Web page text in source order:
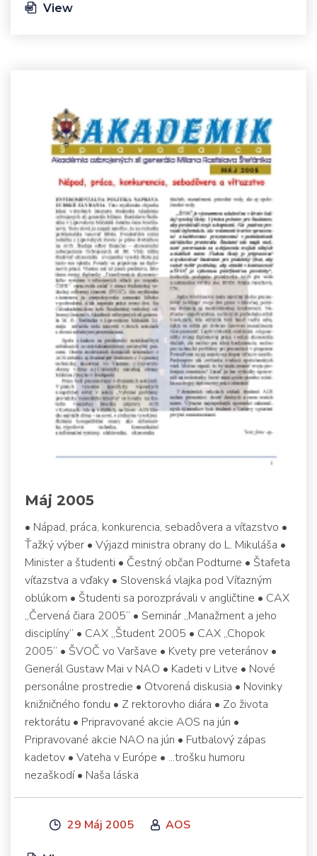
View
Máj 2005
• Nápad, práca, konkurencia, sebadôvera a víťazstvo •
Ťažký výber • Výjazd ministra obrany do L. Mikuláša •
Minister a študenti • Čestný občan Podturne • Štafeta
víťazstva a vďaky • Slovenská vlajka pod Víťazným
oblúkom • Študenti sa porozprávali v angličtine • CAX
„Červená čiara 2005“ • Seminár „Manažment a jeho
disciplíny“ • CAX „Študent 2005 • CAX „Chopok
2005“ • ŠVOČ vo Varšave • Kvety pre veteránov •
Generál Gustaw Mai v NAO • Kadeti v Litve • Nové
personálne prostredie • Otvorená diskusia • Novinky
knižničného fondu • Z rektorovho diára • Zo života
rektorátu • Pripravované akcie AOS na jún •
Pripravované akcie NAO na jún • Futbalový zápas
kadetov • Vateha v Európe • ...trošku humoru
nezaškodí • Naša láska
29 Máj 2005 AOS